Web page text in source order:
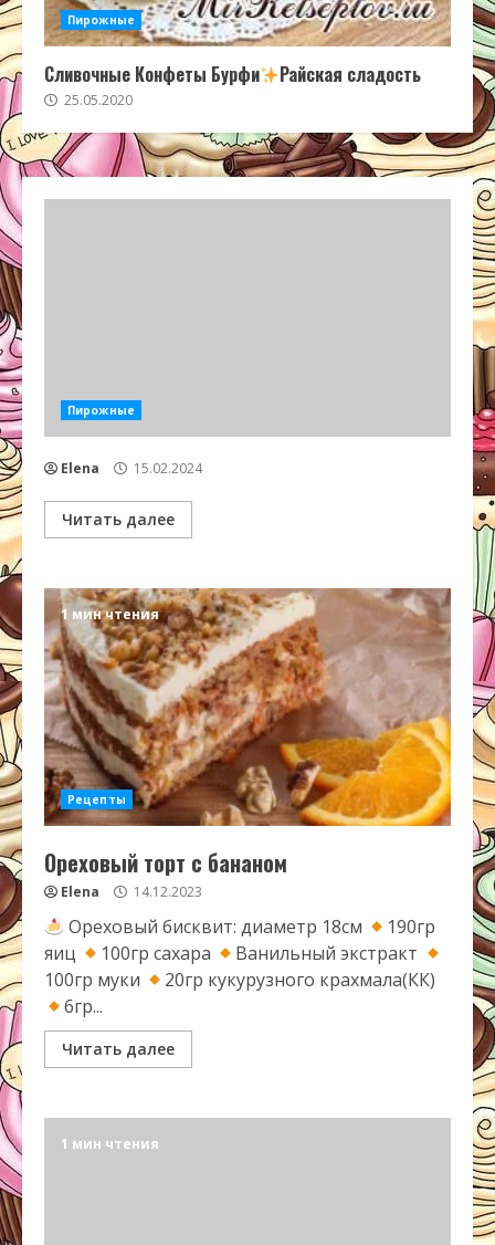
Пирожные
Сливочные Конфеты Бурфи Райская сладость
25.05.2020
Пирожные
Elena 15.02.2024
Читать далее
1 мин чтения
Рецепты
Ореховый торт с бананом
Elena 14.12.2023
Ореховый бисквит: диаметр 18см
190гр
яиц
100гр сахара
Ванильный экстракт
100гр муки
20гр кукурузного крахмала(КК)
6гр...
Читать далее
1 мин чтения